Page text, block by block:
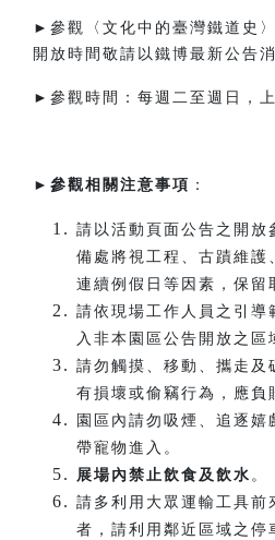
►參觀〈文化中的臺灣鐵道史
開放時間敬請以鐵博最新公告
►參觀時間：每週二至週日，
► 參觀相關注意事項 ：
請以活動頁面公告之開放
備處將視工程、古蹟維護
連續例假日等因素，保留
請依現場工作人員之引導
入非本園區公告開放之區
請勿觸摸、移動、攜走及
有損壞或偷竊行為，應負
園區內請勿吸煙、追逐嬉
帶寵物進入。
展場內禁止飲食及飲水 。
請多利用大眾運輸工具前
者，請利用鄰近區域之停